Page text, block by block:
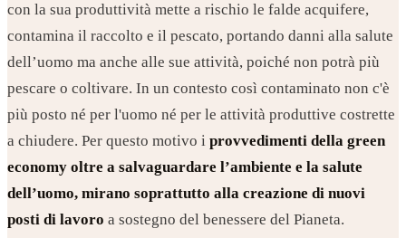
con la sua produttività mette a rischio le falde acquifere,
contamina il raccolto e il pescato, portando danni alla salute
dell’uomo ma anche alle sue attività, poiché non potrà più
pescare o coltivare. In un contesto così contaminato non c'è
più posto né per l'uomo né per le attività produttive costrette
a chiudere. Per questo motivo i provvedimenti della green
economy oltre a salvaguardare l’ambiente e la salute
dell’uomo, mirano soprattutto alla creazione di nuovi
posti di lavoro a sostegno del benessere del Pianeta.